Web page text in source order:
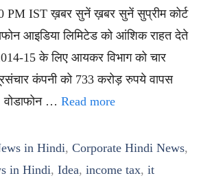
PM IST ख़बर सुनें ख़बर सुनें सुप्रीम कोर्ट
आइडिया लिमिटेड को आंशिक राहत देते
15 के लिए आयकर विभाग को चार
कंपनी को 733 करोड़ रुपये वापस
… Read more
in Hindi, Corporate Hindi News,
in Hindi, Idea, income tax, it